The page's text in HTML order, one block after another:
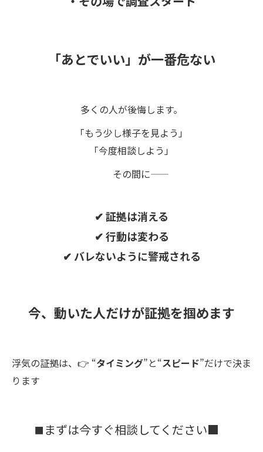
「あとでいい」が一番危ない
多くの人が後悔します。
「もう少し様子を見よう」
「今度相談しよう」
その間に――
✔ 証拠は消える
✔ 行動は変わる
✔ バレないように警戒される
今、動いた人だけが証拠を掴めます
浮気の証拠は、👉 “タイミング”と“スピード”だけで決ま
ります
■ まずは今すぐ相談してください■